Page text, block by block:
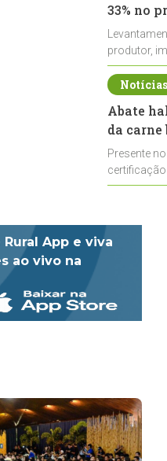
33% no
produtor,
de leite cru
Abate
da
Presente
App e viva
ao vivo na